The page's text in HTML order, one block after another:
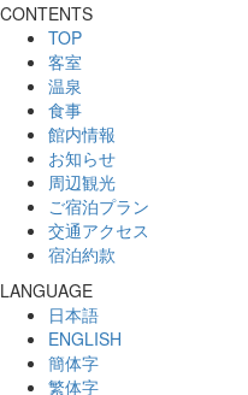
CONTENTS
TOP
客室
温泉
食事
館内情報
お知らせ
周辺観光
ご宿泊プラン
交通アクセス
宿泊約款
LANGUAGE
日本語
ENGLISH
簡体字
繁体字